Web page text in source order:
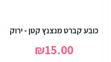
כובע קברט מנצנץ קטן - ירוק
₪15.00